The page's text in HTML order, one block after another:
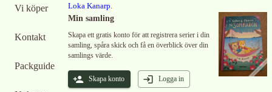
Vi köper
Kontakt
Packguide
Loka Kanarp.
Min samling
Skapa ett gratis konto för att registrera serier i din
samling, spåra skick och få en överblick över din
samlings värde.
Skapa konto Logga in